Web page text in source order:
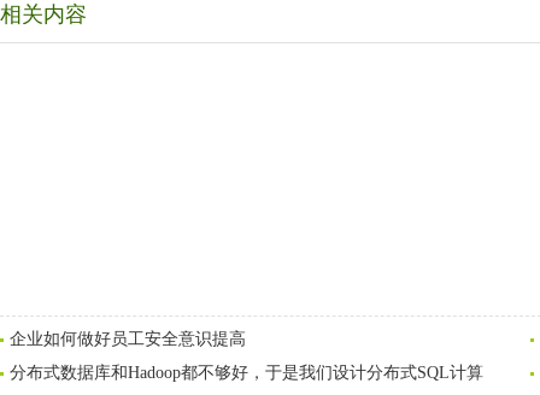
相关内容
企业如何做好员工安全意识提高
分布式数据库和Hadoop都不够好，于是我们设计分布式SQL计算